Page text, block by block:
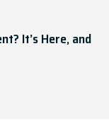
It’s Here, and